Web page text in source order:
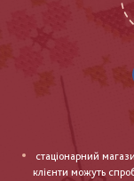
стаціонарний
клієнти можуть